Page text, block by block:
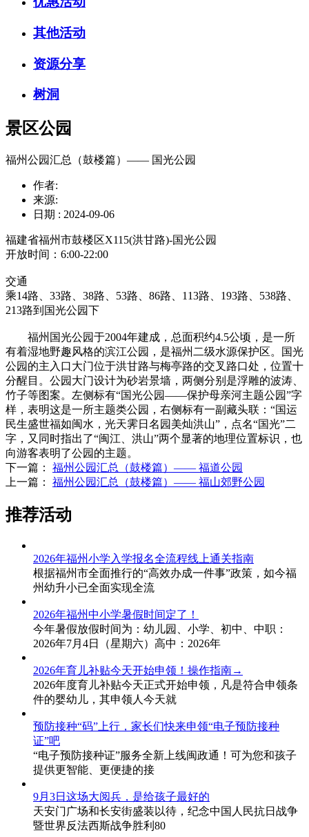
其他活动
资源分享
树洞
景区公园
福州公园汇总（鼓楼篇）—— 国光公园
作者:
来源:
日期 : 2024-09-06
福建省福州市鼓楼区X115(洪甘路)-国光公园
开放时间：6:00-22:00
交通
乘14路、33路、38路、53路、86路、113路、193路、538路、
213路到国光公园下
福州国光公园于2004年建成，总面积约4.5公顷，是一所
有着湿地野趣风格的滨江公园，是福州二级水源保护区。国光
公园的主入口大门位于洪甘路与梅亭路的交叉路口处，位置十
分醒目。公园大门设计为砂岩景墙，两侧分别是浮雕的波涛、
竹子等图案。左侧标有“国光公园——保护母亲河主题公园”字
样，表明这是一所主题类公园，右侧标有一副藏头联：“国运
民生盛世福如闽水，光天霁日名园美灿洪山”，点名“国光”二
字，又同时指出了“闽江、洪山”两个显著的地理位置标识，也
向游客表明了公园的主题。
下一篇：
福州公园汇总（鼓楼篇）—— 福道公园
上一篇：
福州公园汇总（鼓楼篇）—— 福山郊野公园
推荐活动
2026年福州小学入学报名全流程线上通关指南
根据福州市全面推行的“高效办成一件事”政策，如今福
州幼升小已全面实现全流
2026年福州中小学暑假时间定了！
今年暑假放假时间为：幼儿园、小学、初中、中职：
2026年7月4日（星期六）高中：2026年
2026年育儿补贴今天开始申领！操作指南→
2026年度育儿补贴今天正式开始申领，凡是符合申领条
件的婴幼儿，其申领人今天就
预防接种“码”上行，家长们快来申领“电子预防接种
证”吧
“电子预防接种证”服务全新上线闽政通！可为您和孩子
提供更智能、更便捷的接
9月3日这场大阅兵，是给孩子最好的
天安门广场和长安街盛装以待，纪念中国人民抗日战争
暨世界反法西斯战争胜利80